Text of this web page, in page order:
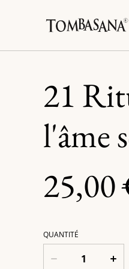
21
l'âme
25,00
QUANTITÉ